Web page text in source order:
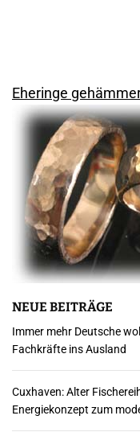
Eheringe
NEUE BEITRÄGE
Immer mehr Deutsche
Fachkräfte ins Ausland
Cuxhaven: Alter
Energiekonzept zum